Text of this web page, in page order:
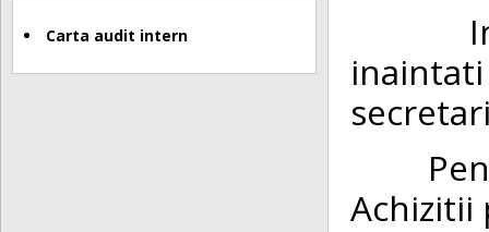
Carta audit intern
In
Achizitii